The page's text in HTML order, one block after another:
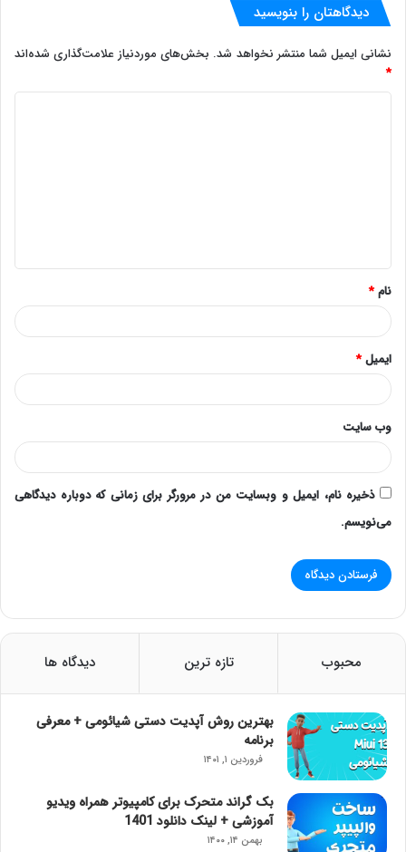
دیدگاهتان را بنویسید
نشانی ایمیل شما منتشر نخواهد شد. بخش‌های موردنیاز علامت‌گذاری شده‌اند
*
*
نام*
ایمیل*
وب‌ سایت
ذخیره نام، ایمیل و وبسایت من در مرورگر برای زمانی که دوباره دیدگاهی
می‌نویسم.
محبوب تازه ترین دیدگاه ها
بهترین روش آپدیت دستی شیائومی + معرفی
برنامه
فروردین ۱, ۱۴۰۱
بک گراند متحرک برای کامپیوتر همراه ویدیو
آموزشی + لینک دانلود 1401
بهمن ۱۴, ۱۴۰۰